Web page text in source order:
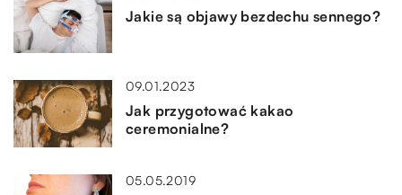
Jakie są objawy bezdechu sennego?
09.01.2023
Jak przygotować kakao
ceremonialne?
05.05.2019